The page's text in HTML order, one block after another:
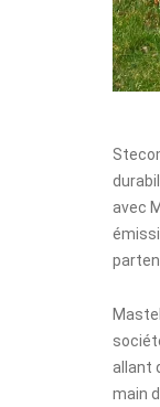
avec
allant
main